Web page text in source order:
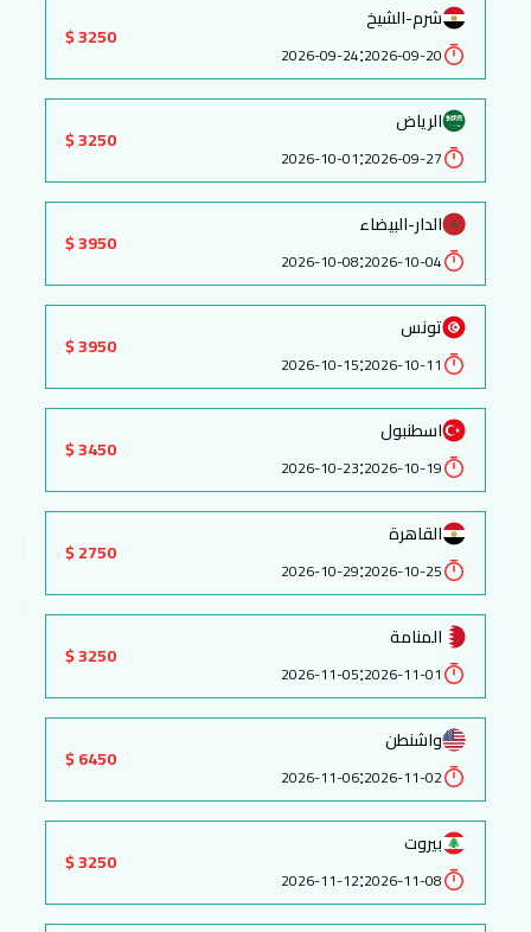
شرم-الشيخ
2026-09-20
:
2026-09-24
3250 $
الرياض
2026-09-27
:
2026-10-01
3250 $
الدار-البيضاء
2026-10-04
:
2026-10-08
3950 $
تونس
2026-10-11
:
2026-10-15
3950 $
اسطنبول
2026-10-19
:
2026-10-23
3450 $
القاهرة
2026-10-25
:
2026-10-29
2750 $
المنامة
2026-11-01
:
2026-11-05
3250 $
واشنطن
2026-11-02
:
2026-11-06
6450 $
بيروت
2026-11-08
:
2026-11-12
3250 $